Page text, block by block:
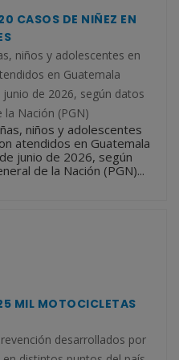
CASOS DE NIÑEZ EN
niños y adolescentes en
en Guatemala
de 2026, según datos
la Nación (PGN)
niños y adolescentes
atendidos en Guatemala
junio de 2026, según
de la Nación (PGN)...
MIL MOTOCICLETAS
desarrollados por